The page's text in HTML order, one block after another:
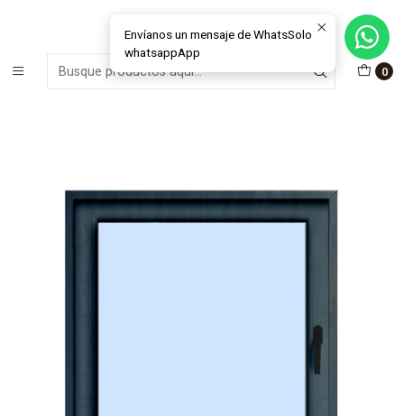
0
MÁS DE 15 AÑOS FABRICANDO E INSTALANDO SOLUCIONES DE
CRISTAL Y VENTANAS
Inicio Ventanas
Ventana abatible exterior PVC antracita + termopanel (Manilla
lado derecho)
Envíanos un mensaje de WhatsSolo
whatsappApp